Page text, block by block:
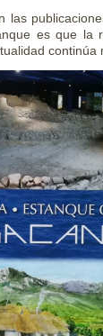
las
es que la
continúa